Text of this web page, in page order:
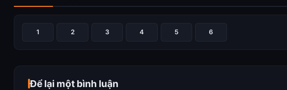
1 2 3 4 5 6
Để lại một bình luận